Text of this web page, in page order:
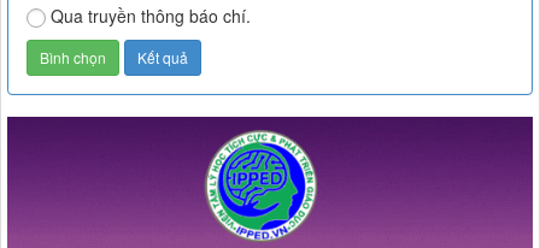
Qua truyền thông báo chí.